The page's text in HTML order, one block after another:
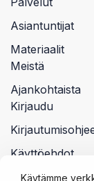
Käytämme
Asiantuntijat
Materiaalit
Meistä
Ajankohtaista
Kirjaudu
Käyttöehdot